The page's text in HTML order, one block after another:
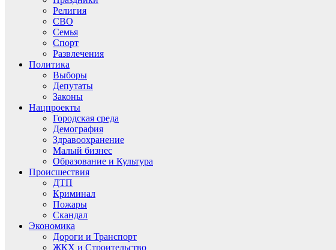
Религия
СВО
Семья
Спорт
Развлечения
Политика
Выборы
Депутаты
Законы
Нацпроекты
Городская среда
Демография
Здравоохранение
Малый бизнес
Образование и Культура
Происшествия
ДТП
Криминал
Пожары
Скандал
Экономика
Дороги и Транспорт
ЖКХ и Строительство